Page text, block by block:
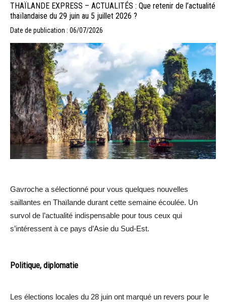
THAÏLANDE EXPRESS – ACTUALITÉS : Que retenir de l’actualité
thaïlandaise du 29 juin au 5 juillet 2026 ?
Date de publication : 06/07/2026
Gavroche a sélectionné pour vous quelques nouvelles
saillantes en Thaïlande durant cette semaine écoulée. Un
survol de l’actualité indispensable pour tous ceux qui
s’intéressent à ce pays d’Asie du Sud-Est.
Politique, diplomatie
Les élections locales du 28 juin ont marqué un revers pour le